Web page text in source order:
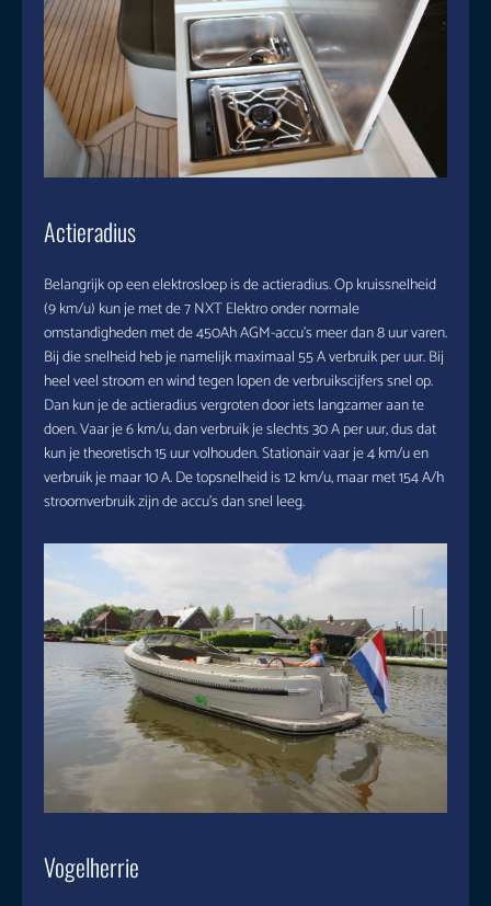
Actieradius
Belangrijk op een elektrosloep is de actieradius. Op kruissnelheid
(9 km/u) kun je met de 7 NXT Elektro onder normale
omstandigheden met de 450Ah AGM-accu’s meer dan 8 uur varen.
Bij die snelheid heb je namelijk maximaal 55 A verbruik per uur. Bij
heel veel stroom en wind tegen lopen de verbruikscijfers snel op.
Dan kun je de actieradius vergroten door iets langzamer aan te
doen. Vaar je 6 km/u, dan verbruik je slechts 30 A per uur, dus dat
kun je theoretisch 15 uur volhouden. Stationair vaar je 4 km/u en
verbruik je maar 10 A. De topsnelheid is 12 km/u, maar met 154 A/h
stroomverbruik zijn de accu’s dan snel leeg.
Vogelherrie